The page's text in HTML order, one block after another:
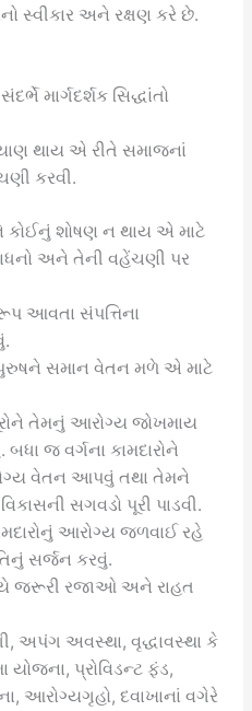
સ્વીકાર અને રક્ષણ કરે છે.
માર્ગદર્શક સિદ્ધાંતો
થાય એ રીતે સમાજનાં
કરવી.
કોઈનું શોષણ ન થાય એ માટે
અને તેની વહેંચણી પર
આવતા સંપત્તિના
પુરુષને સમાન વેતન મળે એ માટે
તેમનું આરોગ્ય જોખમાય
બધા જ વર્ગના કામદારોને
વેતન આપવું તથા તેમને
સગવડો પૂરી પાડવી.
આરોગ્ય જળવાઈ રહે
સર્જન કરવું.
જરૂરી રજાઓ અને રાહત
અપંગ અવસ્થા, વૃદ્ધાવસ્થા કે
પ્રોવિડન્ટ ફંડ,
આરોગ્યગૃહો, દવાખાનાં વગેરે